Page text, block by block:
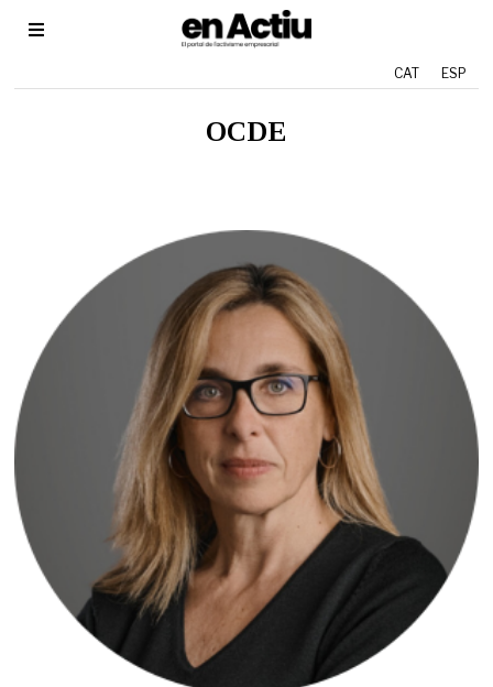
CAT ESP
OCDE